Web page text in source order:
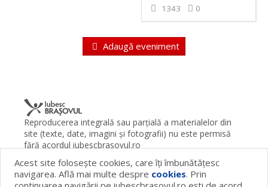
1343 0
Adaugă eveniment
Reproducerea integrală sau parţială a materialelor din
site (texte, date, imagini şi fotografii) nu este permisă
fără acordul iubescbrasovul.ro
Termeni şi condiţii
Contact Despre proiect
FAQ
Cookies
Publicitate
Acest site foloseşte cookies, care îţi îmbunătăţesc
navigarea. Află mai multe despre cookies. Prin